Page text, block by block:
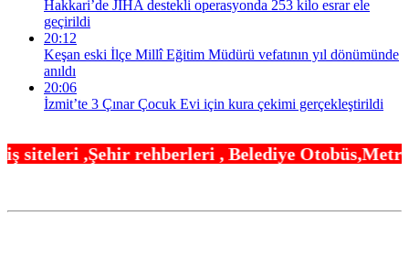
Hakkari’de JİHA destekli operasyonda 253 kilo esrar ele
geçirildi
20:12
Keşan eski İlçe Millî Eğitim Müdürü vefatının yıl dönümünde
anıldı
20:06
İzmit’te 3 Çınar Çocuk Evi için kura çekimi gerçekleştirildi
rehberleri , Belediye